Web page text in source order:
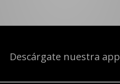
Descárgate nuestra app